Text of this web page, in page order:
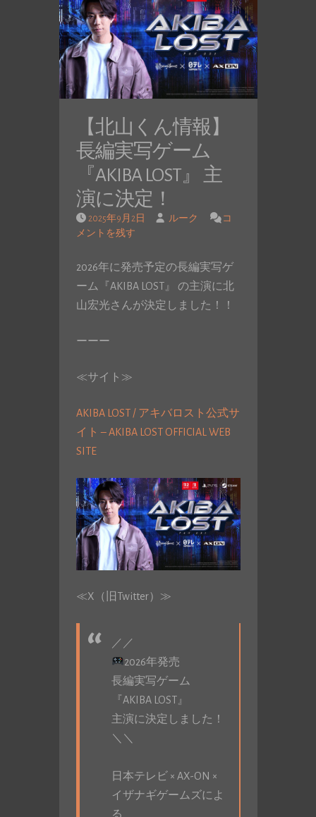
【北山くん情報】
長編実写ゲーム
『AKIBA LOST』 主
演に決定！
2025年9月2日 ルーク
コ
メントを残す
2026年に発売予定の長編実写ゲ
ーム『AKIBA LOST』 の主演に北
山宏光さんが決定しました！！
ーーー
≪サイト≫
AKIBA LOST / アキバロスト公式サ
イト – AKIBA LOST OFFICIAL WEB
SITE
≪X（旧Twitter）≫
／／
2026年発売
長編実写ゲーム
『AKIBA LOST』
主演に決定しました！
＼＼
日本テレビ × AX-ON ×
イザナギゲームズによ
る